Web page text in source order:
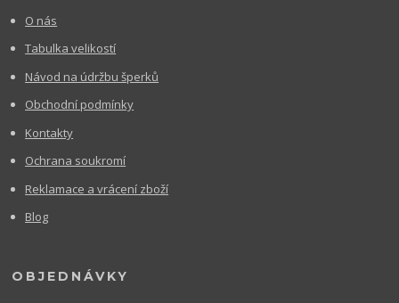
O nás
Tabulka velikostí
Návod na údržbu šperků
Obchodní podmínky
Kontakty
Ochrana soukromí
Reklamace a vrácení zboží
Blog
OBJEDNÁVKY